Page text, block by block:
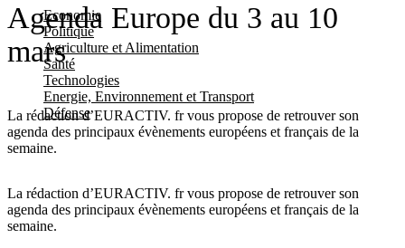
Economie
Politique
Agriculture et Alimentation
Santé
Technologies
Energie, Environnement et Transport
Défense
Agenda Europe du 3 au 10
mars
La rédaction d’EURACTIV. fr vous propose de retrouver son
agenda des principaux évènements européens et français de la
semaine.
La rédaction d’EURACTIV. fr vous propose de retrouver son
agenda des principaux évènements européens et français de la
semaine.